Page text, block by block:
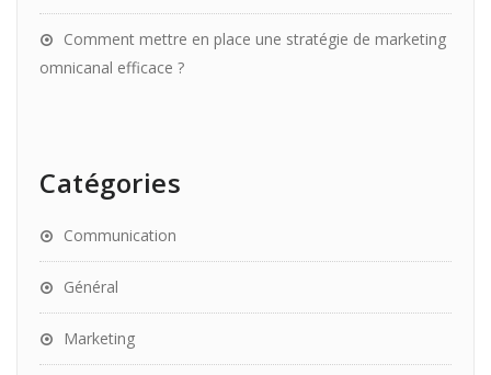
Comment mettre en place une stratégie de marketing
omnicanal efficace ?
Catégories
Communication
Général
Marketing